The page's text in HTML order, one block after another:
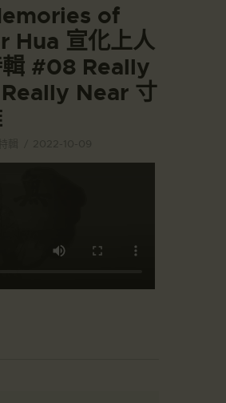
of
Hua 宣化上人
輯 #08 Really
Near 寸